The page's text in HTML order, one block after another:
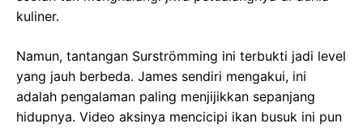
kuliner.
Namun, tantangan Surströmming ini terbukti jadi level
yang jauh berbeda. James sendiri mengakui, ini
adalah pengalaman paling menjijikkan sepanjang
hidupnya. Video aksinya mencicipi ikan busuk ini pun